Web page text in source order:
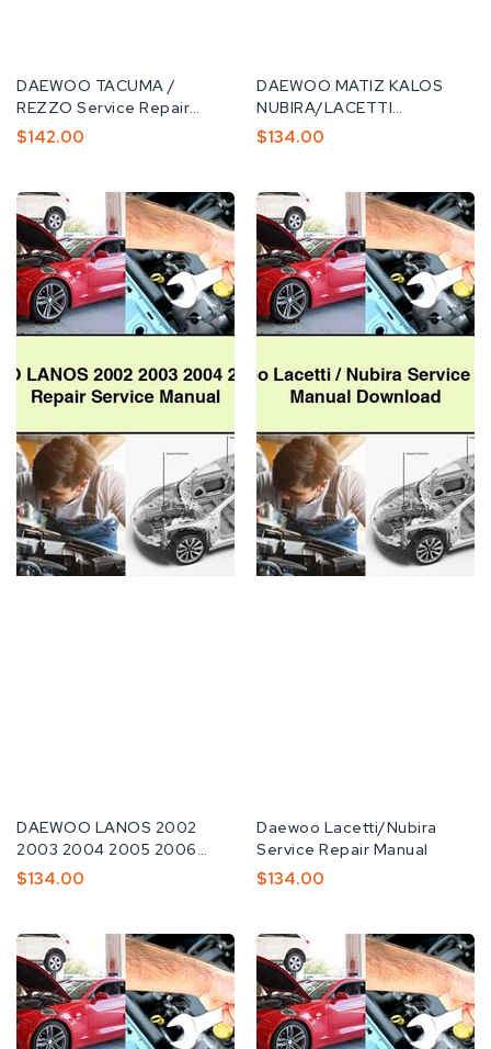
공
급
업
DAEWOO TACUMA /
REZZO Service Repair
Manual ( 2000 2001...
정
$142.00
공
급
업
DAEWOO MATIZ KALOS
NUBIRA/LACETTI
TACUMA/REZZO EVAndA
정
$134.00
DAEWOO
LANOS
2002
2003
2004
2005
Repair
Service
Manual
공
급
업
DAEWOO LANOS 2002
2003 2004 2005 2006
Repair Service Manual
정
$134.00
Daewoo
Lacetti/Nubira
Service
Repair
Manual
공
급
업
Daewoo Lacetti/Nubira
Service Repair Manual
정
$134.00
DAEWOO
TACUMA
2000-
2004
Daewoo
electronic
MATIZ
KALOS